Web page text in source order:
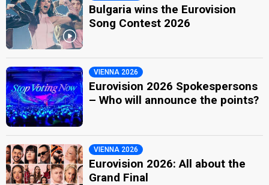
Bulgaria wins the Eurovision
Song Contest 2026
VIENNA 2026
Eurovision 2026 Spokespersons
– Who will announce the points?
VIENNA 2026
Eurovision 2026: All about the
Grand Final